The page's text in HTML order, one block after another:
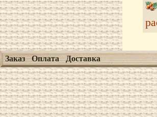
Заказ Оплата Доставка